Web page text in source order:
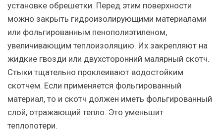
установке обрешетки. Перед этим поверхности
можно закрыть гидроизолирующими материалами
или фольгированным пенополиэтиленом,
увеличивающим теплоизоляцию. Их закрепляют на
жидкие гвозди или двухсторонний малярный скотч.
Стыки тщательно проклеивают водостойким
скотчем. Если применяется фольгированный
материал, то и скотч должен иметь фольгированный
слой, отражающий тепло. Это уменьшит
теплопотери.